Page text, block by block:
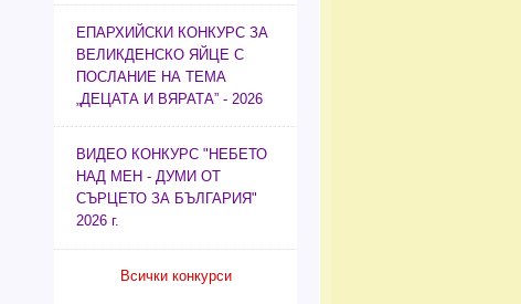
ЕПАРХИЙСКИ КОНКУРС ЗА
ВЕЛИКДЕНСКО ЯЙЦЕ С
ПОСЛАНИЕ НА ТЕМА
„ДЕЦАТА И ВЯРАТА” - 2026
ВИДЕО КОНКУРС "НЕБЕТО
НАД МЕН - ДУМИ ОТ
СЪРЦЕТО ЗА БЪЛГАРИЯ"
2026 г.
Всички конкурси